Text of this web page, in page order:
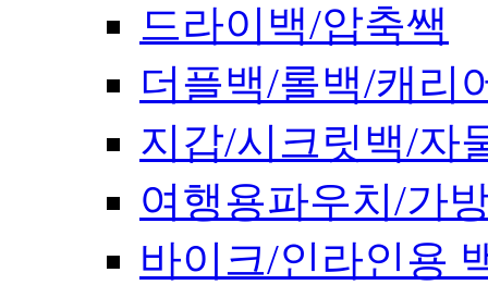
드라이백/압축쌕
더플백/롤백/캐리
지갑/시크릿백/자
여행용파우치/가
바이크/인라인용